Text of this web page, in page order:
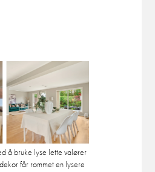
å bruke lyse lette valører
får rommet en lysere